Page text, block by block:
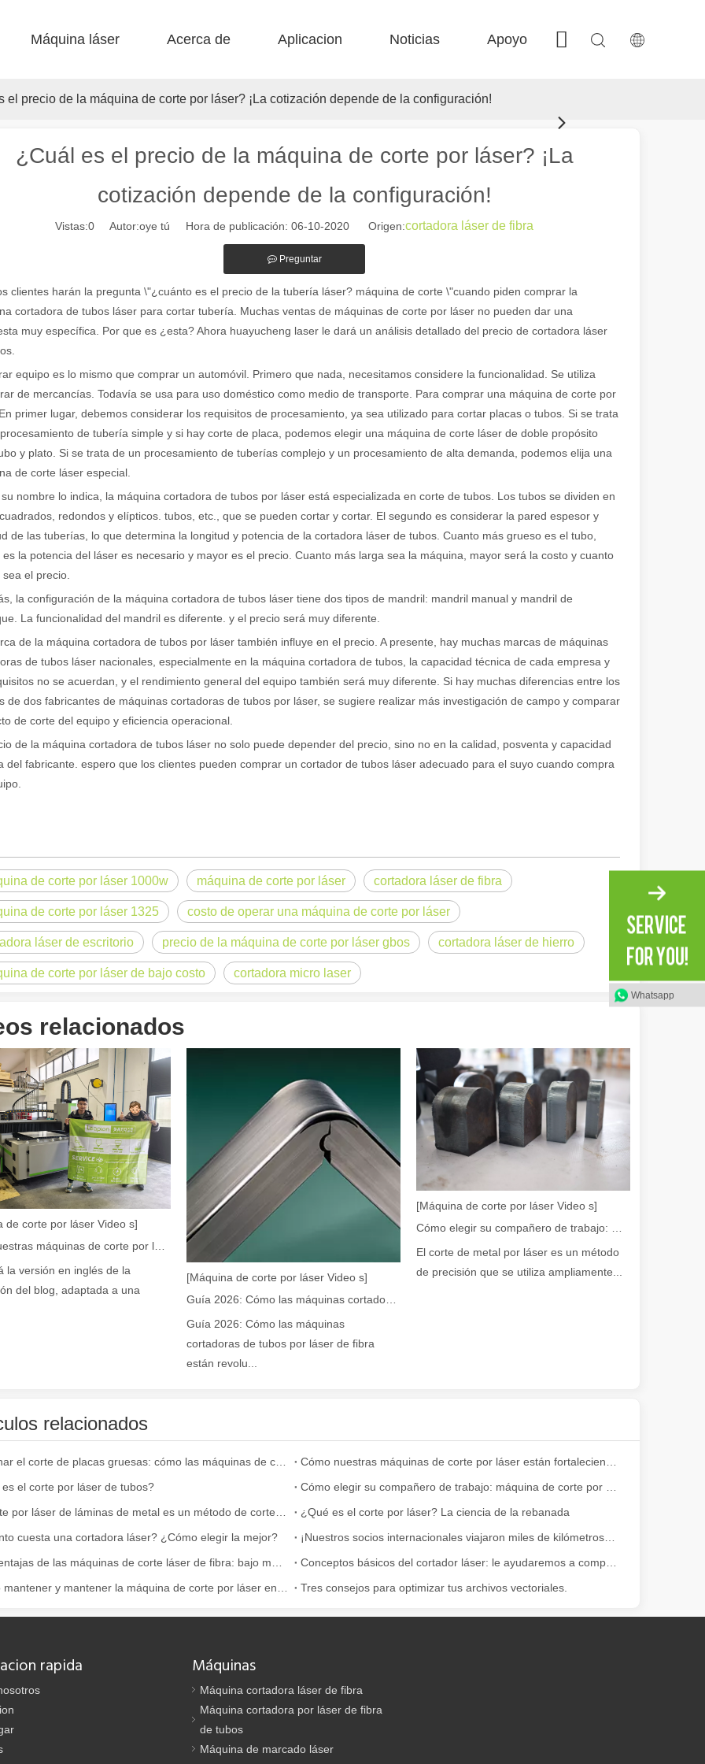
Máquina láser Acerca de Aplicacion Noticias Apoyo Contáctenos
el precio de la máquina de corte por láser? ¡La cotización depende de la configuración!
de las máquinas de marcado láser en la fabricación moderna y el paisaje industrial, las máquinas de marcado láser han surgido
a una audiencia internacional manteniendo el tono profesional e inspirador del original. Shining Across the Pacific: How Our
de fibra están revolucionando la fabricación de tuberías En el mundo en rápida evolución de la fabricación de metales, la eficiencia
manufacturera en rápido desarrollo. Puede procesar una variedad de tubos metálicos con alta precisión y eficiencia. Esta
se utiliza ampliamente en la fabricación de metales. Puede cortar una amplia gama de materiales con alta precisión y bajo desperdicio.
muy utilizado. Es conocido por su precisión, eficiencia y versatilidad. Sin embargo, algunos podrían decir que el corte por láser
¿Cuál es el precio de la máquina de corte por láser? ¡La
cotización depende de la configuración!
Vistas:0 Autor:oye tú Hora de publicación: 06-10-2020 Origen:cortadora láser de fibra
Preguntar
clientes harán la pregunta \"¿cuánto es el precio de la tubería láser? máquina de corte \"cuando piden comprar la
cortadora de tubos láser para cortar tubería. Muchas ventas de máquinas de corte por láser no pueden dar una
muy específica. Por que es ¿esta? Ahora huayucheng laser le dará un análisis detallado del precio de cortadora láser
equipo es lo mismo que comprar un automóvil. Primero que nada, necesitamos considere la funcionalidad. Se utiliza
de mercancías. Todavía se usa para uso doméstico como medio de transporte. Para comprar una máquina de corte por
primer lugar, debemos considerar los requisitos de procesamiento, ya sea utilizado para cortar placas o tubos. Si se trata
de tubería simple y si hay corte de placa, podemos elegir una máquina de corte láser de doble propósito
y plato. Si se trata de un procesamiento de tuberías complejo y un procesamiento de alta demanda, podemos elija una
de corte láser especial.
nombre lo indica, la máquina cortadora de tubos por láser está especializada en corte de tubos. Los tubos se dividen en
redondos y elípticos. tubos, etc., que se pueden cortar y cortar. El segundo es considerar la pared espesor y
de las tuberías, lo que determina la longitud y potencia de la cortadora láser de tubos. Cuanto más grueso es el tubo,
es la potencia del láser es necesario y mayor es el precio. Cuanto más larga sea la máquina, mayor será la costo y cuanto
el precio.
la configuración de la máquina cortadora de tubos láser tiene dos tipos de mandril: mandril manual y mandril de
La funcionalidad del mandril es diferente. y el precio será muy diferente.
de la máquina cortadora de tubos por láser también influye en el precio. A presente, hay muchas marcas de máquinas
de tubos láser nacionales, especialmente en la máquina cortadora de tubos, la capacidad técnica de cada empresa y
no se acuerdan, y el rendimiento general del equipo también será muy diferente. Si hay muchas diferencias entre los
de dos fabricantes de máquinas cortadoras de tubos por láser, se sugiere realizar más investigación de campo y comparar
de corte del equipo y eficiencia operacional.
de la máquina cortadora de tubos láser no solo puede depender del precio, sino no en la calidad, posventa y capacidad
del fabricante. espero que los clientes pueden comprar un cortador de tubos láser adecuado para el suyo cuando compra
de corte por láser 1000w máquina de corte por láser cortadora láser de fibra
de corte por láser 1325 costo de operar una máquina de corte por láser
láser de escritorio precio de la máquina de corte por láser gbos cortadora láser de hierro
de corte por láser de bajo costo cortadora micro laser
relacionados
de corte por láser Video s]
la versión en inglés de la
del blog, adaptada a una
[Máquina de corte por láser Video s]
Guía 2026: Cómo las máquinas cortadoras de tubos por láser de fibra están revolucionando la fabricación de tuberías
Guía 2026: Cómo las máquinas
cortadoras de tubos por láser de fibra
están revolu...
[Máquina de corte por láser Video s]
Cómo elegir su compañero de trabajo: máquina de corte por láser
El corte de metal por láser es un método
de precisión que se utiliza ampliamente...
relacionados
el corte por láser de tubos?
¿Qué es el corte por láser? La ciencia de la rebanada
cuesta una cortadora láser? ¿Cómo elegir la mejor?
Tres consejos para optimizar tus archivos vectoriales.
Whatsapp
rapida Máquinas
Máquina cortadora láser de fibra
Máquina cortadora por láser de fibra
de tubos
Máquina de marcado láser